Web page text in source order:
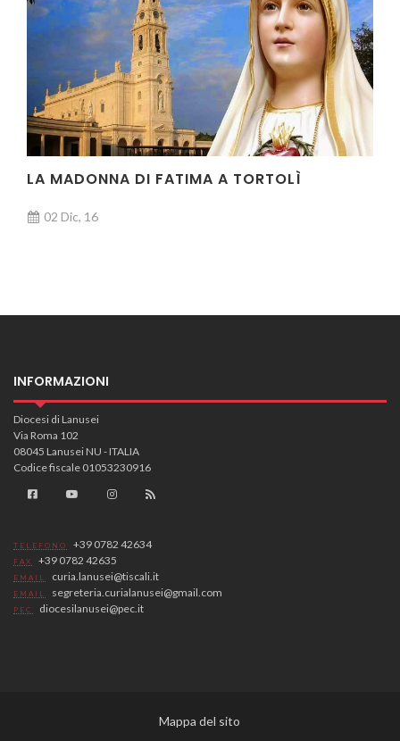
LA MADONNA DI FATIMA A TORTOLÌ
02 Dic, 16
INFORMAZIONI
Diocesi di Lanusei
Via Roma 102
08045 Lanusei NU - ITALIA
Codice fiscale 01053230916
TELEFONO +39 0782 42634
FAX +39 0782 42635
EMAIL curia.lanusei@tiscali.it
EMAIL segreteria.curialanusei@gmail.com
PEC diocesilanusei@pec.it
Mappa del sito